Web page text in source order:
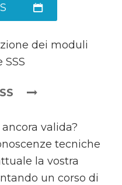
dei moduli
valida?
tecniche
la vostra
un corso di